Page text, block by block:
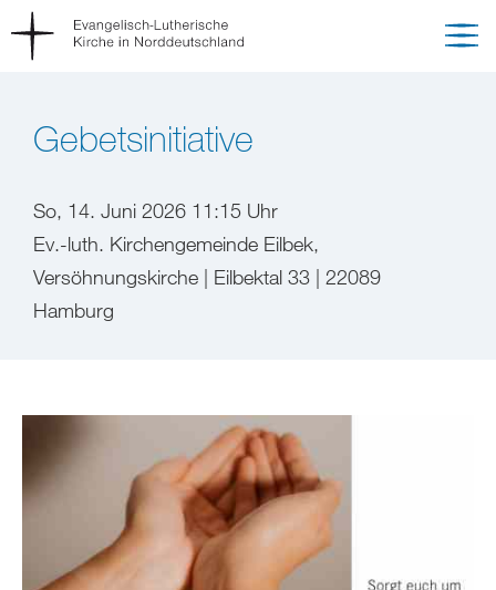
Gebetsinitiative
So, 14. Juni 2026 11:15 Uhr
Ev.-luth. Kirchengemeinde Eilbek,
Versöhnungskirche | Eilbektal 33 | 22089
Hamburg